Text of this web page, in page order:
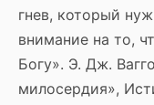
гнев, который
внимание на то,
Богу». Э. Дж.
милосердия»,